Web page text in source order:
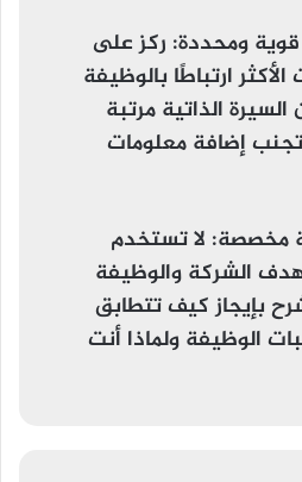
قوية ومحددة: ركز على
ارتباطًا بالوظيفة
الذاتية مرتبة
إضافة معلومات
مخصصة: لا تستخدم
الشركة والوظيفة
بإيجاز كيف تتطابق
الوظيفة ولماذا أنت